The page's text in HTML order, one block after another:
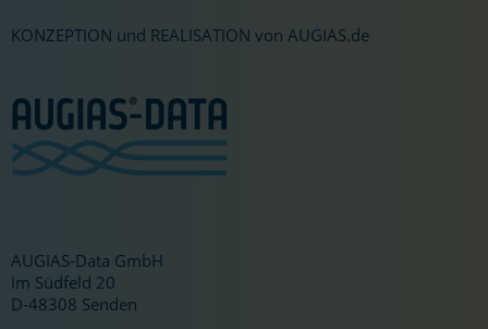
KONZEPTION und REALISATION von AUGIAS.de
AUGIAS-Data GmbH
Im Südfeld 20
D-48308 Senden